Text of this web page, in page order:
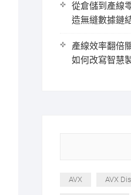
從倉儲到產線
造無縫數據鏈
產線效率翻倍
如何改寫智慧
AVX AVX